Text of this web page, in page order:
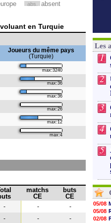
abs. absent
en Turquie
Joueurs du même pays
(Turquie)
max:3240
max:36
max:36
max:26
max:12
max:4
matchs
CE
buts
CE
- -
-
- -
-
Les
1
2
3
4
5
05/08
05/08
02/08